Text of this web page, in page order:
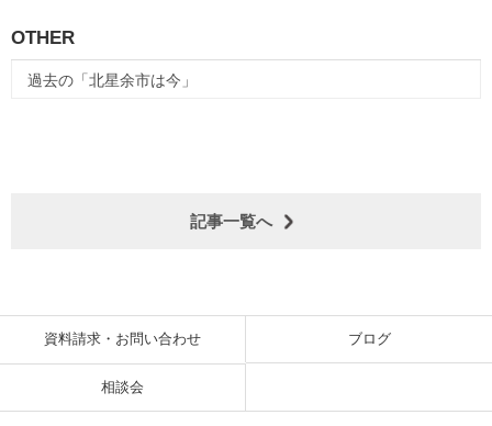
OTHER
過去の「北星余市は今」
記事一覧へ
資料請求・お問い合わせ ブログ
相談会